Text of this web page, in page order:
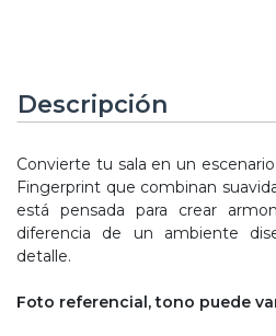
Descripción
Convierte tu sala en un
Fingerprint que combinan
está pensada para crear
diferencia de un ambiente
detalle.
Foto referencial, tono puede